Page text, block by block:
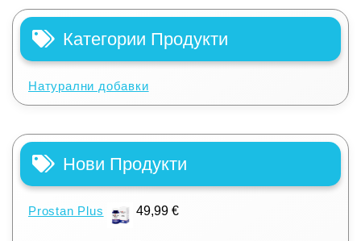
Категории Продукти
Натурални добавки
Нови Продукти
Prostan Plus 49,99 €